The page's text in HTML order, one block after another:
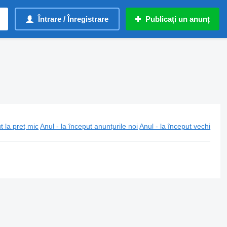
Întrare / Înregistrare Publicați un anunț
la preț mic Anul - la început anunțurile noi Anul - la început vechi